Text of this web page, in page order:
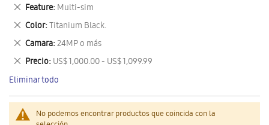
No podemos encontrar productos que coincida con la
Feature Multi-sim
Eliminar
este
artículo
Color Titanium Black.
Eliminar
este
artículo
Camara 24MP o más
Eliminar
este
artículo
Precio US$ 1,000.00 - US$ 1,099.99
Eliminar
este
artículo
Eliminar todo